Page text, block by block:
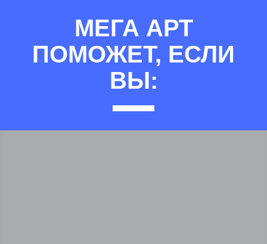
МЕГА АРТ
ПОМОЖЕТ, ЕСЛИ
ВЫ: